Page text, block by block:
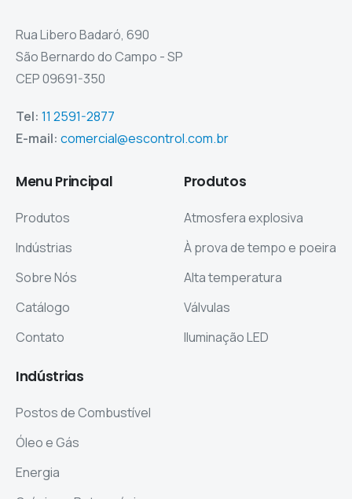
Rua Libero Badaró, 690
São Bernardo do Campo - SP
CEP 09691-350
Tel: 11 2591-2877
E-mail: comercial@escontrol.com.br
Menu Principal
Produtos
Indústrias
Sobre Nós
Catálogo
Contato
Produtos
Atmosfera explosiva
À prova de tempo e poeira
Alta temperatura
Válvulas
Iluminação LED
Indústrias
Postos de Combustível
Óleo e Gás
Energia